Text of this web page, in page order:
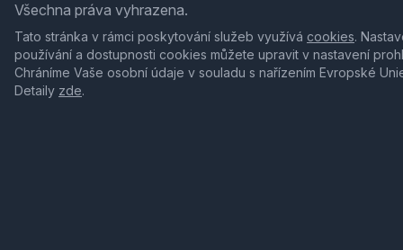
Všechna práva vyhrazena.
Tato stránka v rámci poskytování služeb využívá cookies.
používání a dostupnosti cookies můžete upravit v nastavení
Chráníme Vaše osobní údaje v souladu s nařízením Evropské
Detaily zde.